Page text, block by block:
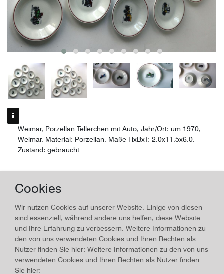
Weimar, Porzellan Tellerchen mit Auto, Jahr/Ort: um 1970,
Weimar, Material: Porzellan, Maße HxBxT: 2,0x11,5x6,0,
Zustand: gebraucht
Porzellan Tellerchen mit Auto
Herstellungsjahr: um 1970 , Material: Porzellan
Technisches
Merkmal
Wert
Art.-ID 16420
Beschreibung
12 Porzellan Tellerchen mit mit verschieden Automodellen,
Cookies
Wir nutzen Cookies auf unserer Website. Einige von diesen
sind essenziell, während andere uns helfen, diese Website
und Ihre Erfahrung zu verbessern. Weitere Informationen zu
den von uns verwendeten Cookies und Ihren Rechten als
Nutzer finden Sie hier: Weitere Informationen zu den von uns
verwendeten Cookies und Ihren Rechten als Nutzer finden
Sie hier: